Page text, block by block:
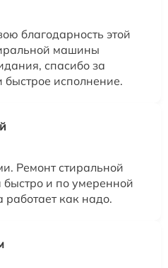
благодарность этой
машины
спасибо за
быстрое исполнение.
Ремонт стиральной
и по умеренной
работает как надо.